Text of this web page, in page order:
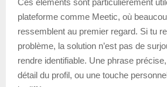
plateforme comme Meetic, où
ressemblent au premier regard. Si tu
problème, la solution n’est pas de
rendre identifiable. Une phrase
détail du profil, ou une touche